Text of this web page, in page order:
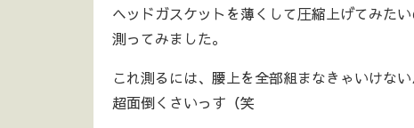
ヘッドガスケットを薄くして圧縮上げてみた
測ってみました。
これ測るには、腰上を全部組まなきゃいけない
超面倒くさいっす（笑